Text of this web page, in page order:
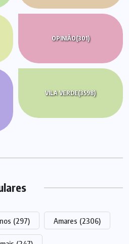
OPINIÃO(301)
VILA VERDE(3598)
(297) Amares (2306)